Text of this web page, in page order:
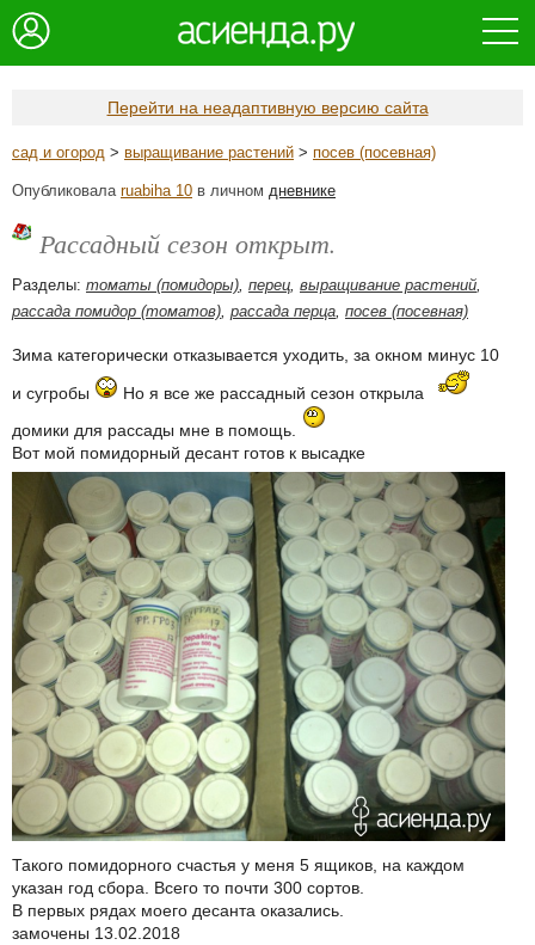
Перейти на неадаптивную версию сайта
сад и огород > выращивание растений > посев (посевная)
Опубликовала ruabiha 10 в личном дневнике
Рассадный сезон открыт.
Разделы: томаты (помидоры), перец, выращивание растений,
рассада помидор (томатов), рассада перца, посев (посевная)
Зима категорически отказывается уходить, за окном минус 10
и сугробы
Но я все же рассадный сезон открыла
домики для рассады мне в помощь.
Вот мой помидорный десант готов к высадке
Такого помидорного счастья у меня 5 ящиков, на каждом
указан год сбора. Всего то почти 300 сортов.
В первых рядах моего десанта оказались.
замочены 13.02.2018